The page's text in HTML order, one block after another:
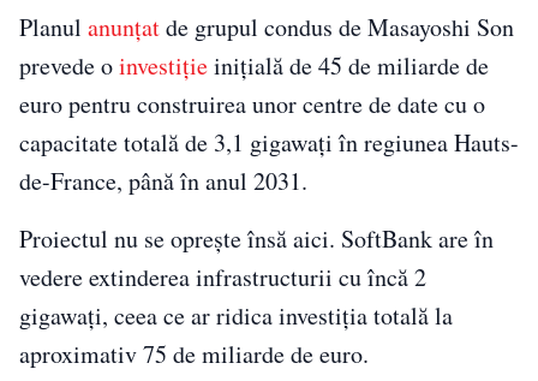
Planul anunțatde grupul condus de Masayoshi Son
prevede oinvestițieinițială de 45 de miliarde de
euro pentru construirea unor centre de date cu o
capacitate totală de 3,1 gigawați în regiunea Hauts-
de-France, până în anul 2031.
Proiectul nu se oprește însă aici. SoftBank are în
vedere extinderea infrastructurii cu încă 2
gigawați, ceea ce ar ridica investiția totală la
aproximativ 75 de miliarde de euro.